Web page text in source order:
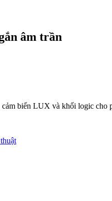
âm trần
biến LUX và khối logic